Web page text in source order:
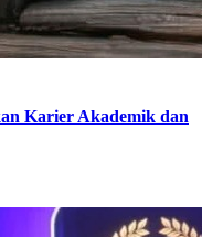
Karier Akademik dan